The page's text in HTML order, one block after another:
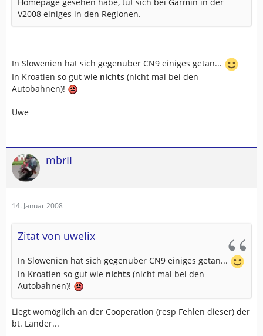
V2008 einiges in den Regionen.
In Slowenien hat sich gegenüber CN9 einiges getan...
In Kroatien so gut wie nichts (nicht mal bei den
Autobahnen)!
Uwe
mbrII
14. Januar 2008
Zitat von uwelix
In Slowenien hat sich gegenüber CN9 einiges getan...
In Kroatien so gut wie nichts (nicht mal bei den
Autobahnen)!
Liegt womöglich an der Cooperation (resp Fehlen dieser) der
bt. Länder...